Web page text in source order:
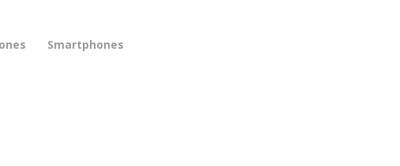
Smartphones